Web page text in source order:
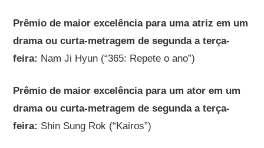
Prêmio de maior excelência para uma atriz em um
drama ou curta-metragem de segunda a terça-
feira: Nam Ji Hyun (“365: Repete o ano”)
Prêmio de maior excelência para um ator em um
drama ou curta-metragem de segunda a terça-
feira: Shin Sung Rok (“Kairos”)